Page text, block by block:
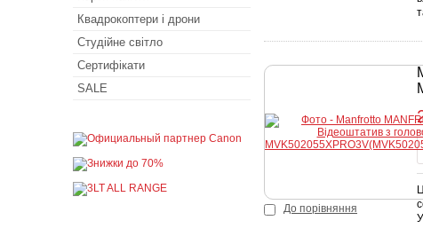
До порівняння
Квадрокоптери і дрони
Студійне світло
Сертифікати
SALE